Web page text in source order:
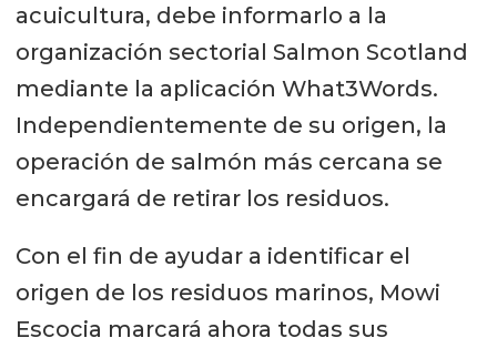
acuicultura, debe informarlo a la
organización sectorial Salmon Scotland
mediante la aplicación What3Words.
Independientemente de su origen, la
operación de salmón más cercana se
encargará de retirar los residuos.
Con el fin de ayudar a identificar el
origen de los residuos marinos, Mowi
Escocia marcará ahora todas sus